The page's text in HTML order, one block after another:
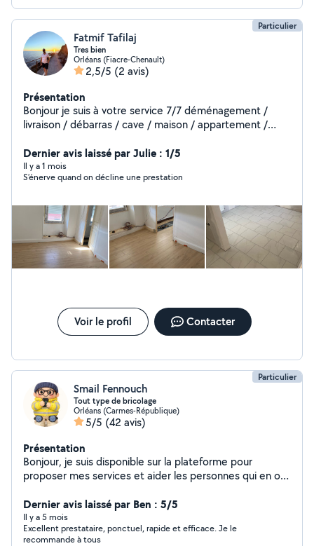
Particulier
Fatmif Tafilaj
Tres bien
Orléans (Fiacre-Chenault)
2,5/5 (2 avis)
Présentation
Bonjour je suis à votre service 7/7 déménagement /
livraison / débarras / cave / maison / appartement /
béton / tout type de grava / nous avons tout le matériel
nécessaire pour plus d'informations n'hésitez pas à me
contacter merci cordialement
Dernier avis laissé par Julie : 1/5
Il y a 1 mois
S’énerve quand on décline une prestation
Voir le profil Contacter
Particulier
Smail Fennouch
Tout type de bricolage
Orléans (Carmes-République)
5/5 (42 avis)
Présentation
Bonjour, je suis disponible sur la plateforme pour
proposer mes services et aider les personnes qui en ont
fournir un travail de qualité et à instaurer une relation de
confiance avec vous
Dernier avis laissé par Ben : 5/5
Il y a 5 mois
Excellent prestataire, ponctuel, rapide et efficace. Je le
recommande à tous